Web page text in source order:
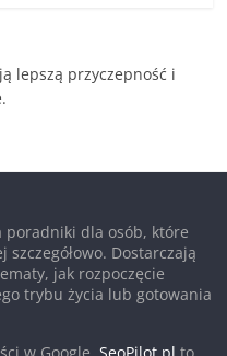
lepszą przyczepność i
dla osób, które
Dostarczają
jak rozpoczęcie
trybu życia lub gotowania